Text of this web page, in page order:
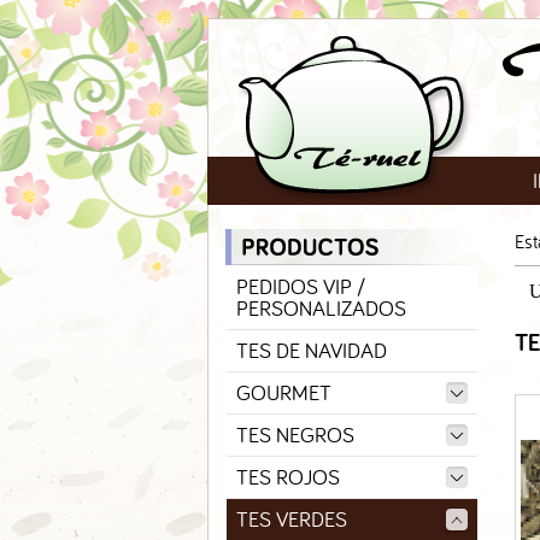
PEDIDOS VIP /
PERSONALIZADOS
TES DE NAVIDAD
GOURMET
TES NEGROS
TES ROJOS
TES VERDES